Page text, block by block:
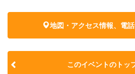
地図・アクセス情報、電
このイベントのトッ